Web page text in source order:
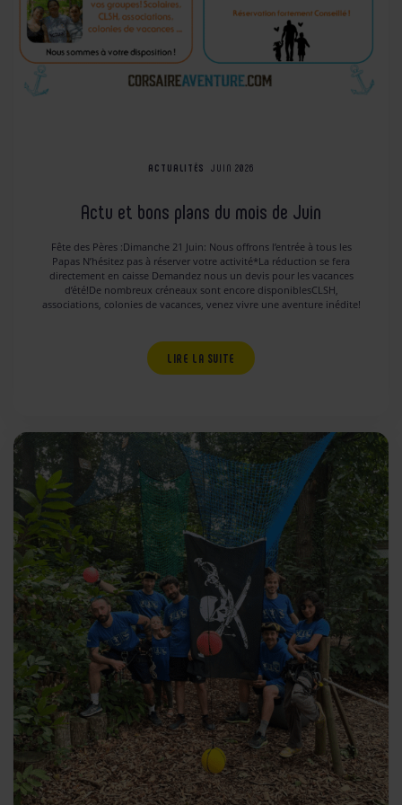
ACTUALITÉS JUIN 2026
Actu et bons plans du mois de Juin
Fête des Pères :Dimanche 21 Juin: Nous offrons l’entrée à tous les
Papas N’hésitez pas à réserver votre activité*La réduction se fera
directement en caisse Demandez nous un devis pour les vacances
d’été!De nombreux créneaux sont encore disponiblesCLSH,
associations, colonies de vacances, venez vivre une aventure inédite!
LIRE LA SUITE